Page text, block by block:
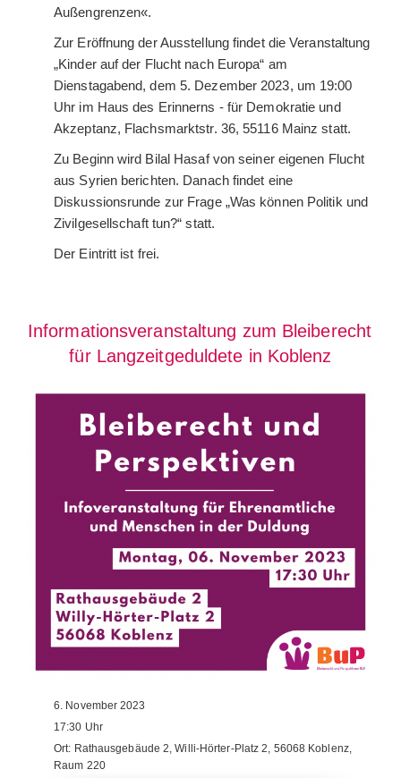
Außengrenzen«.
Zur Eröffnung der Ausstellung findet die Veranstaltung
„Kinder auf der Flucht nach Europa“ am
Dienstagabend, dem 5. Dezember 2023, um 19:00
Uhr im Haus des Erinnerns - für Demokratie und
Akzeptanz, Flachsmarktstr. 36, 55116 Mainz statt.
Zu Beginn wird Bilal Hasaf von seiner eigenen Flucht
aus Syrien berichten. Danach findet eine
Diskussionsrunde zur Frage „Was können Politik und
Zivilgesellschaft tun?“ statt.
Der Eintritt ist frei.
Informationsveranstaltung zum Bleiberecht
für Langzeitgeduldete in Koblenz
6. November 2023
17:30 Uhr
Ort: Rathausgebäude 2, Willi-Hörter-Platz 2, 56068 Koblenz,
Raum 220